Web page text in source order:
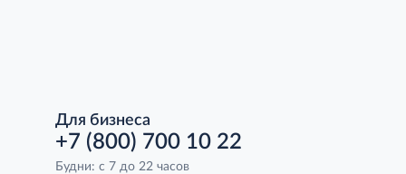
Для бизнеса
+7 (800) 700 10 22
Будни: с 7 до 22 часов